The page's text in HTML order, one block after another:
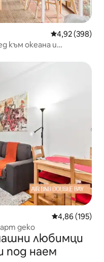
Средна
4,92 (398)
към океана и
Средна
4,86 (195)
деко
любимци
под наем